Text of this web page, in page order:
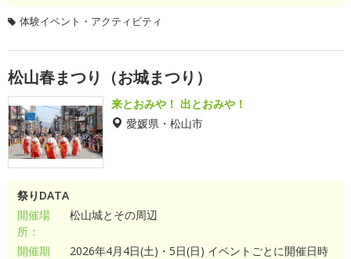
体験イベント・アクティビティ
松山春まつり（お城まつり）
来とおみや！ 出とおみや！
愛媛県・松山市
祭りDATA
開催場
所：
松山城とその周辺
開催期
2026年4月4日(土)・5日(日) イベントごとに開催日時